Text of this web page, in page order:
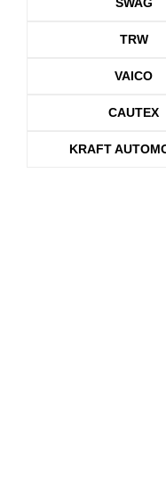
TRW
VAICO
CAUTEX
KRAFT